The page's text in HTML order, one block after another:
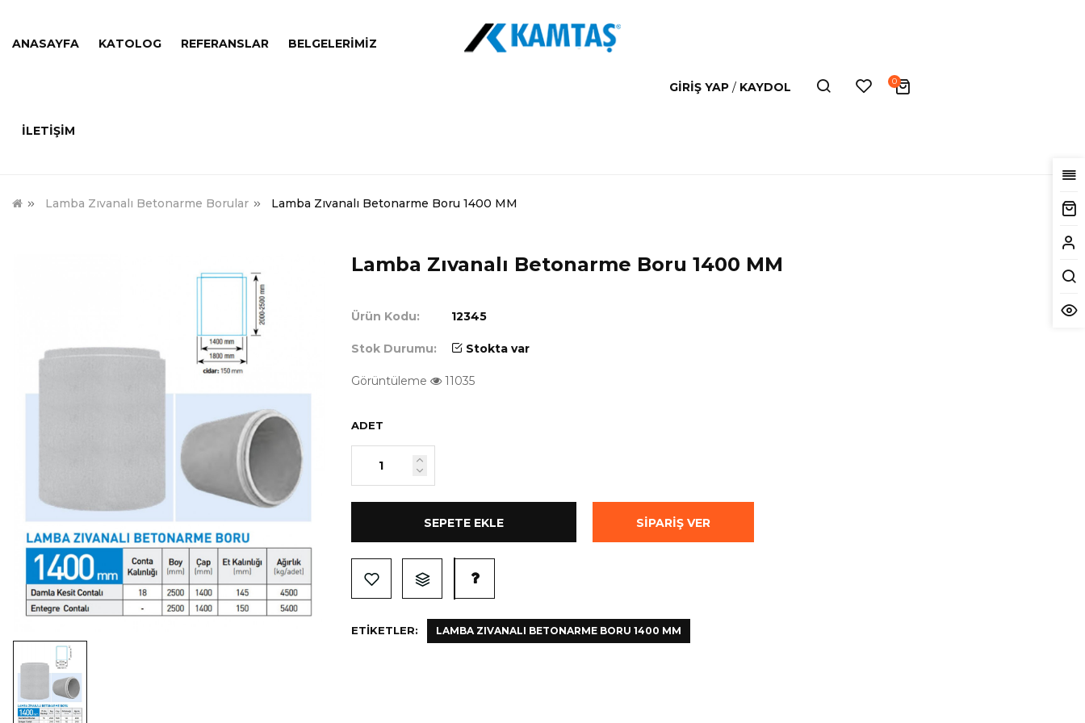
ANASAYFA KATOLOG REFERANSLAR BELGELERIMIZ
ILETIŞIM
GIRIŞ YAP / KAYDOL 0
Lamba Zıvanalı Betonarme Borular Lamba Zıvanalı Betonarme Boru 1400 MM
Lamba Zıvanalı Betonarme Boru 1400 MM
Ürün Kodu: 12345
Stok Durumu: Stokta var
Görüntüleme 11035
ADET
ETIKETLER: LAMBA ZIVANALI BETONARME BORU 1400 MM